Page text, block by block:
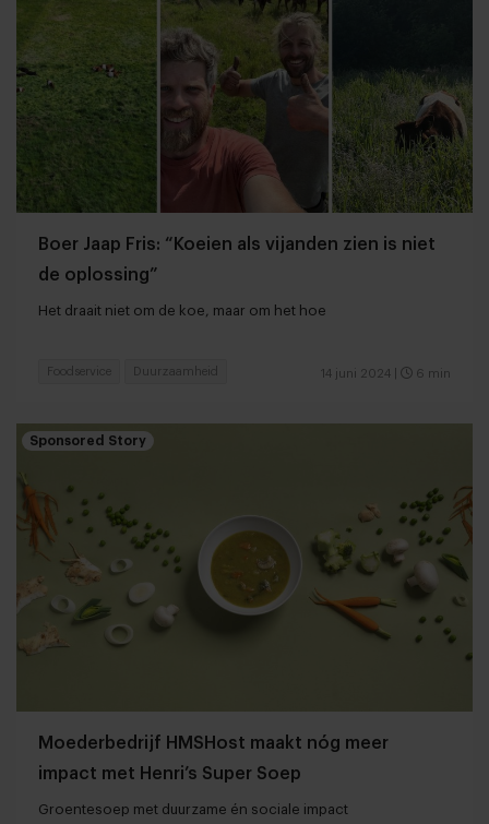
Boer Jaap Fris: “Koeien als vijanden zien is niet
de oplossing”
Het draait niet om de koe, maar om het hoe
14 juni 2024 6 min
Foodservice Duurzaamheid
Sponsored Story
Moederbedrijf HMSHost maakt nóg meer
impact met Henri’s Super Soep
Groentesoep met duurzame én sociale impact